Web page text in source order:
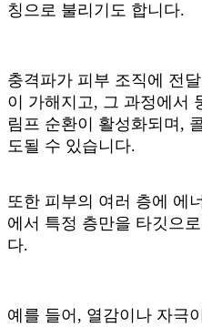
칭으로 불리기도 합니다.
충격파가 피부 조직에 전
이 가해지고, 그 과정에서
림프 순환이 활성화되며,
도될 수 있습니다.
또한 피부의 여러 층에 에
에서 특정 층만을 타깃으
다.
예를 들어, 열감이나 자극